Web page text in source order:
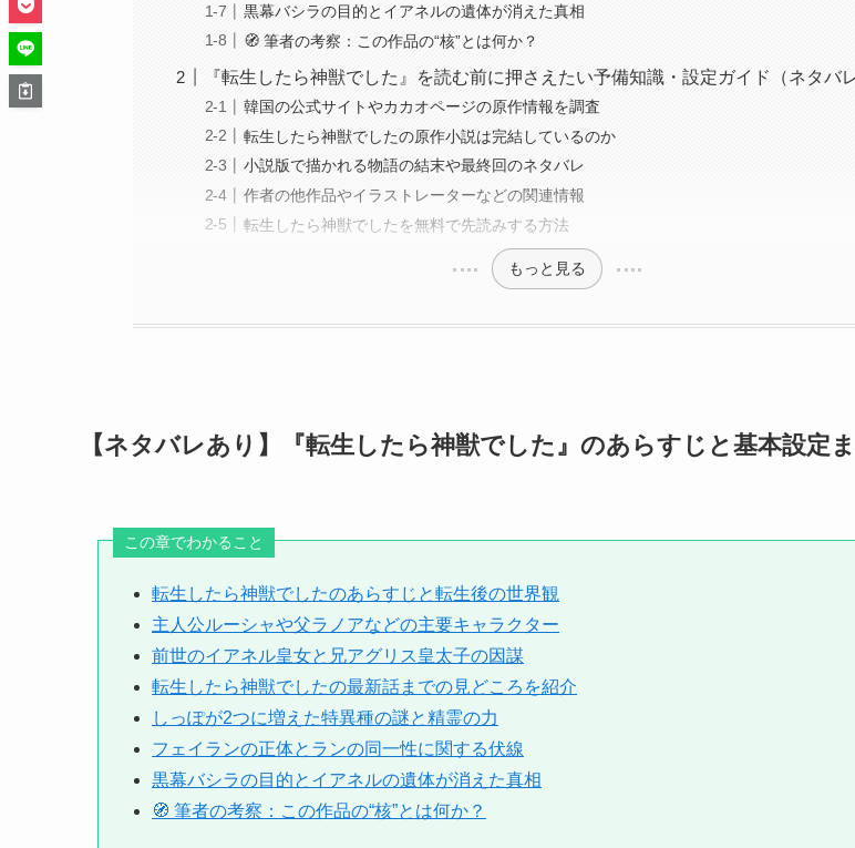
黒幕バシラの目的とイアネルの遺体が消えた真相
🧭 筆者の考察：この作品の“核”とは何か？
『転生したら神獣でした』を読む前に押さえたい予備知識・設定ガイド（ネタバ
韓国の公式サイトやカカオページの原作情報を調査
転生したら神獣でしたの原作小説は完結しているのか
小説版で描かれる物語の結末や最終回のネタバレ
作者の他作品やイラストレーターなどの関連情報
転生したら神獣でしたを無料で先読みする方法
もっと見る
【ネタバレあり】『転生したら神獣でした』のあらすじと基本設定
この章でわかること
転生したら神獣でしたのあらすじと転生後の世界観
主人公ルーシャや父ラノアなどの主要キャラクター
前世のイアネル皇女と兄アグリス皇太子の因謀
転生したら神獣でしたの最新話までの見どころを紹介
しっぽが2つに増えた特異種の謎と精霊の力
フェイランの正体とランの同一性に関する伏線
黒幕バシラの目的とイアネルの遺体が消えた真相
🧭 筆者の考察：この作品の“核”とは何か？